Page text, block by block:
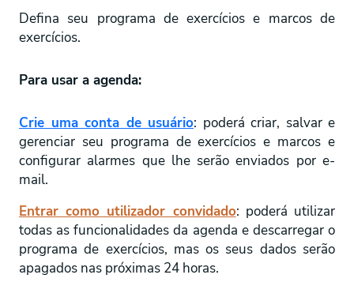
Defina seu programa de exercícios e marcos de
exercícios.
Para usar a agenda:
Crie uma conta de usuário: poderá criar, salvar e
gerenciar seu programa de exercícios e marcos e
configurar alarmes que lhe serão enviados por e-
mail.
Entrar como utilizador convidado: poderá utilizar
todas as funcionalidades da agenda e descarregar o
programa de exercícios, mas os seus dados serão
apagados nas próximas 24 horas.